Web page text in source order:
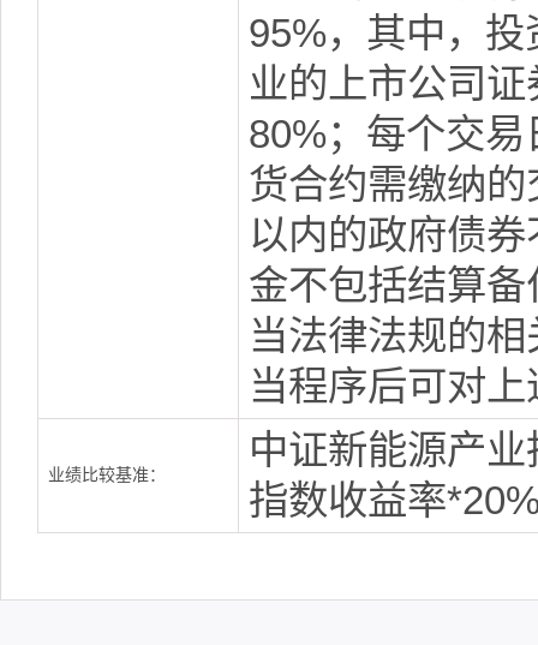
95%，其中，
业的上市公司
80%；每个交
货合约需缴纳
以内的政府债
金不包括结算
当法律法规的
当程序后可对
业绩比较基准：
中证新能源产
指数收益率